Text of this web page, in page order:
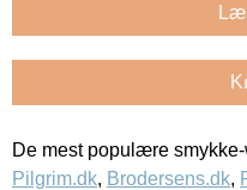
De mest populære
Pilgrim.dk, Brodersens.dk,